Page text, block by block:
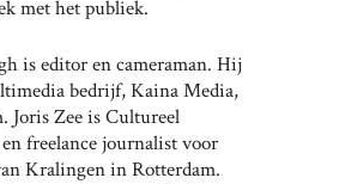
met het publiek.
is editor en cameraman. Hij
bedrijf, Kaina Media,
Joris Zee is Cultureel
freelance journalist voor
Kralingen in Rotterdam.